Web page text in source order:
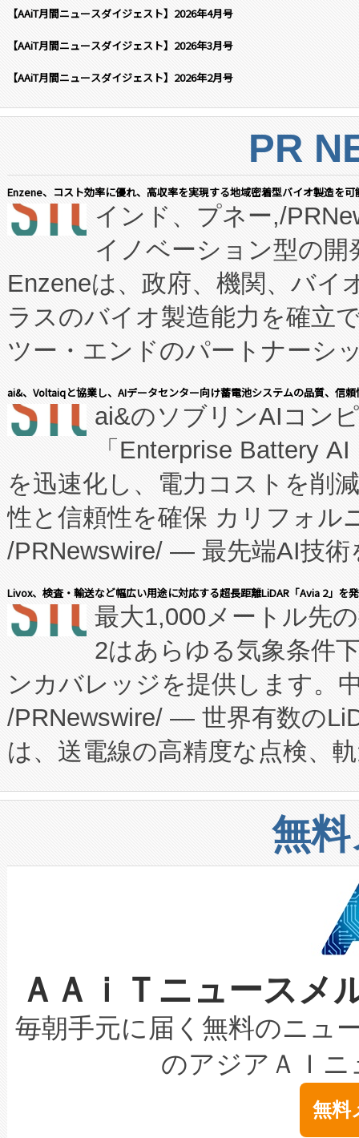
【AAiT月間ニュースダイジェスト】2026年4月号
【AAiT月間ニュースダイジェスト】2026年3月号
【AAiT月間ニュースダイジェスト】2026年2月号
PR
Enzene、コスト効率に優れ、高収率を実現する地域密着型バイオ製造を
インド、プネー,/
イノベーション型の
Enzeneは、政府、機関、バイ
ラスのバイオ製造能力を確立
ツー・エンドのパートナーシ
表しました。 同社の実績ある
manufacturing™ (FCCM™) プ
たNeXは、バイオ医薬品製造
従来のフェッドバッチ施設の
に、患者やサプライチェーン
キー方式で拡張性が高く、持
す。FCCM‑を活用した現地生
患者にとっての費用負担を大
のアクセスを大幅に拡大する
Fully-Connected Continuous
プログラムには、施設設計・
に関する技術移転および知的
構造化トレーニングカリキュ
上げおよび商用化段階におけ
設備整備および立ち上げ調整
加組織は、Enzeneのバイオ
選定された製品について、自
取得できる可能性もあります
設には、3億～4億ドルかか
最高経営責任者（CEO）であ
す。「当社のfully-connected
ームを利用すれば、6,000万
きます。この効率性は、フェ
ai&、Voltaiqと協業し、AIデータセンター向け蓄電池システムの品質、信
ai&のソブリンAIコン
「Enterprise Battery
を迅速化し、電力コストを削
性と信頼性を確保 カリフォル
/PRNewswire/ — 最先端AI技術
会社エーアイ・アンド：本社
President原信平）と、エンタ
ードするVoltaiqは、日本にあ
ーエネルギー貯蔵システム（
た。 Voltaiq独自のAI搭載プラ
定、統合、導入、運用に至る
安全性を追跡し、確保する事
増加しているデータセンター
る電力網に大きな負担をかけ
事業者の負担軽減という課題
系統連系を迅速にし、ピーク
限を超えて利用可能な電力容
持できるよう貢献します。こ
ービスレベル契約（SLA）違
テリー性能の劣化によるダウ
念は、現在データセンターが
ます。 Voltaiq provides a
Livox、検査・輸送など幅広い用途に対応する超長距離LiDAR「Avia 2」を
最大1,000メートル先
2はあらゆる気象条件
ンカバレッジを提供します。
/PRNewswire/ — 世界有数の
は、送電線の高精度な点検、
や穀物倉庫におけるバルク材
リューション「Avia 2」を発
したAvia 2は、1,000メート
狭視野のFOVを切り替えるこ
ケーブル、枝などの細かな対
なレーザースポットにより、
な環境下でも豊かなディテー
キロメートル範囲を検出
LiDAR for Inspections,
は1535 nmレーザーを搭載。
イズの小径化を実現すること
無
ＡＡｉＴニュース
毎朝手元に届く無料のニュ
のアジアＡＩ
無料